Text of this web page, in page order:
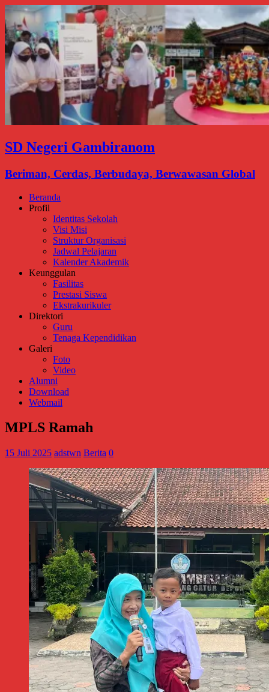
SD Negeri Gambiranom
Beriman, Cerdas, Berbudaya, Berwawasan Global
Beranda
Profil
Identitas Sekolah
Visi Misi
Struktur Organisasi
Jadwal Pelajaran
Kalender Akademik
Keunggulan
Fasilitas
Prestasi Siswa
Ekstrakurikuler
Direktori
Guru
Tenaga Kependidikan
Galeri
Foto
Video
Alumni
Download
Webmail
MPLS Ramah
15 Juli 2025 adstwn Berita 0